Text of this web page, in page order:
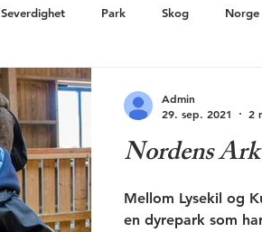
Severdighet Park Skog Norge
Nordens
Mellom Lysekil og
en dyrepark som
Admin
29. sep. 2021
2